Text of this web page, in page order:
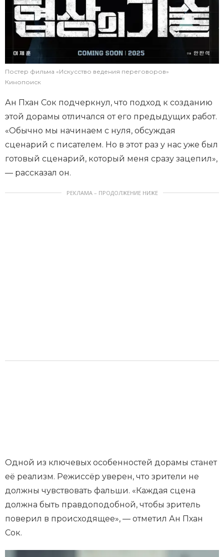
Постер фильма «Искусство ведения переговоров»
Кинопоиск
Ан Пхан Сок подчеркнул, что подход к созданию
этой дорамы отличался от его предыдущих работ.
«Обычно мы начинаем с нуля, обсуждая
сценарий с писателем. Но в этот раз у нас уже был
готовый сценарий, который меня сразу зацепил»,
— рассказал он.
РЕКЛАМА – ПРОДОЛЖЕНИЕ НИЖЕ
Одной из ключевых особенностей дорамы станет
её реализм. Режиссёр уверен, что зрители не
должны чувствовать фальши. «Каждая сцена
должна быть правдоподобной, чтобы зритель
поверил в происходящее», — отметил Ан Пхан
Сок.